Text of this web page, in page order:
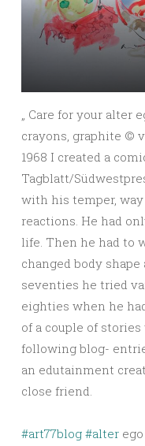
„ Care for your alter
crayons, graphite ©️
1968 I created a
Tagblatt/
with his temper,
reactions. He had
life. Then he had to
changed body
seventies he tried
eighties when he
of a couple of
following blog-
an edutainment
close friend.
#art77blog #alter ego